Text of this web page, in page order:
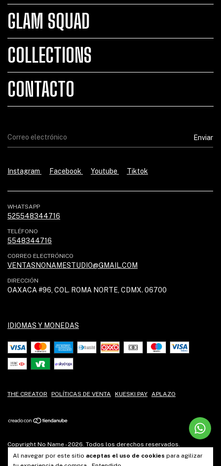
Al navegar por este sitio aceptas el uso de cookies para agilizar
GLAM SQUAD
COLLECTIONS
CONTACTO
Instagram Facebook Youtube Tiktok
WHATSAPP
525548344716
TELÉFONO
5548344716
CORREO ELECTRÓNICO
VENTASNONAMESTUDIO@GMAIL.COM
DIRECCIÓN
OAXACA #96, COL. ROMA NORTE, CDMX. 06700
IDIOMAS Y MONEDAS
THE CREATOR POLÍTICAS DE VENTA KUESKI PAY APLAZO
Copyright No Name - 2026. Todos los derechos reservados.